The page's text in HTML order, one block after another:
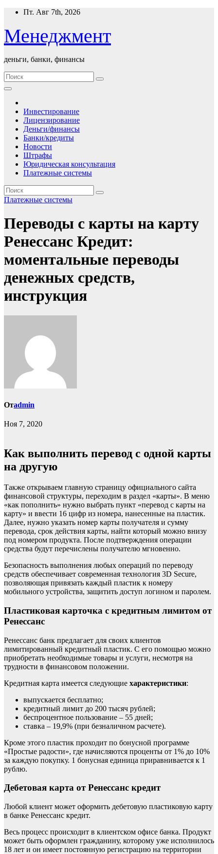
Перейти
содержимому
Пт. Авг 7th, 2026
Менеджмент
деньги, банки, финансы
Инвестирование
Лицензирование
Деньги/финансы
Банки/кредиты
Новости
Штрафы
Юридическая консультация
Платежные системы
Платежные системы
Переводы с карты на карту
Ренессанс Кредит:
моментальные переводы
денежных средств,
инструкция
Отadmin
Ноя 7, 2020
Как выполнить перевод с одной карты
на другую
Также открываем главную страницу официального сайта
финансовой структуры, переходим в раздел «карты». В меню
«как пополнить» нужно выбрать пункт «перевод с карты на
карту» и ввести 16 цифр из номера, нанесенные на пластик.
Далее, нужно указать номер карты получателя и сумму
перевода, срок действия карты, найти который можно внизу
под номером продукта. После подтверждения операции
средства будут перечислены получателю мгновенно.
Безопасность выполнения любых операций по переводу
средств обеспечивает современная технология 3D Secure,
позволяющая привязать каждый пластик к номеру
мобильного устройства, защитить доступ логином и паролем.
Пластиковая карточка с кредитным лимитом от
Ренессанс
Ренессанс банк предлагает для своих клиентов
лимитированный кредитный пластик. С его помощью можно
приобретать необходимые товары и услуги, несмотря на
трудности в финансовом положении.
Кредитная карта имеется следующие характеристики:
выпускается бесплатно;
кредитный лимит до 200 тысяч рублей;
беспроцентное пользование – 55 дней;
ставка – 19,9% (при безналичном расчете).
Кроме этого пластик проходит по бонусной программе
«Простые радости», где начисляются проценты от 1% до 10%
за каждую покупку. 1 бонусная единица приравнивается к 1
рублю.
Дебетовая карта от Ренессанс кредит
Любой клиент может оформить дебетовую пластиковую карту
в банке Ренессанс кредит.
Весь процесс происходит в клиентском офисе банка. Продукт
может быть оформлен гражданину, которому уже исполнилось
18 лет и он имеет постоянную регистрацию на территории